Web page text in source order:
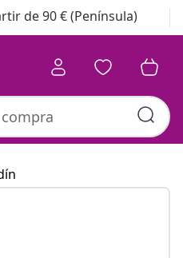
de 90 € (Península)